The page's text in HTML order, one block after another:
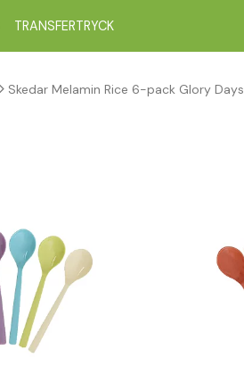
TRANSFERTRYCK
Skedar Melamin Rice 6-pack Glory Days